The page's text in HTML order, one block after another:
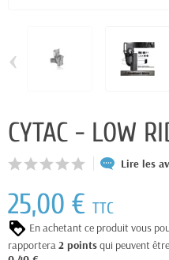
‹
CYTAC - LOW
Lire les
25,00 € TTC
En achetant ce produit vous
rapportera2 pointsqui peuvent